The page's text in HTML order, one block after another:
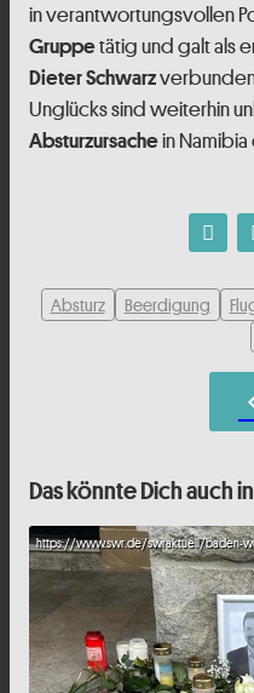
in verantwortungsvollen
Gruppetätig und galt als
Dieter Schwarz
Unglücks sind weiterhin
Absturzursachein
Absturz Beerdigung
Das könnte Dich auch
https://www.swr.de/swraktuell/baden-